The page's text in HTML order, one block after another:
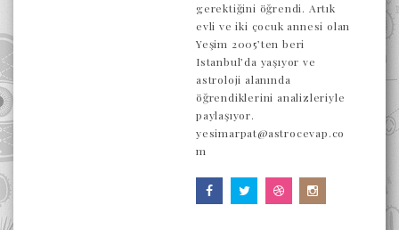
gerektiğini öğrendi. Artık
evli ve iki çocuk annesi olan
Yeşim 2005’ten beri
Istanbul’da yaşıyor ve
astroloji alanında
öğrendiklerini analizleriyle
paylaşıyor.
yesimarpat@astrocevap.co
m